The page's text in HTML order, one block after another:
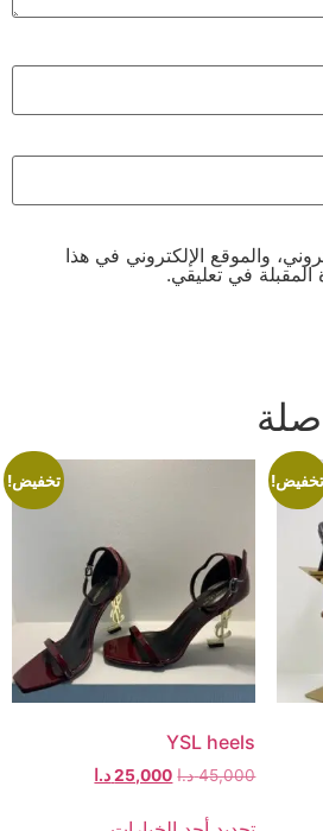
والموقع الإلكتروني في هذا
المقبلة في تعليقي.
تخفيض! تخفيض!
YSL heels
45,000 د.ا 25,000 د.ا